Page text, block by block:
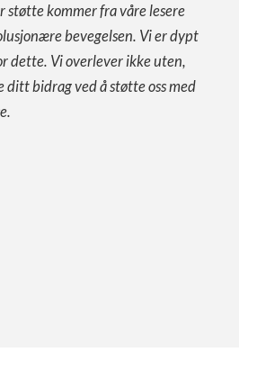
støtte kommer fra våre lesere
bevegelsen. Vi er dypt
dette. Vi overlever ikke uten,
ditt bidrag ved å støtte oss med